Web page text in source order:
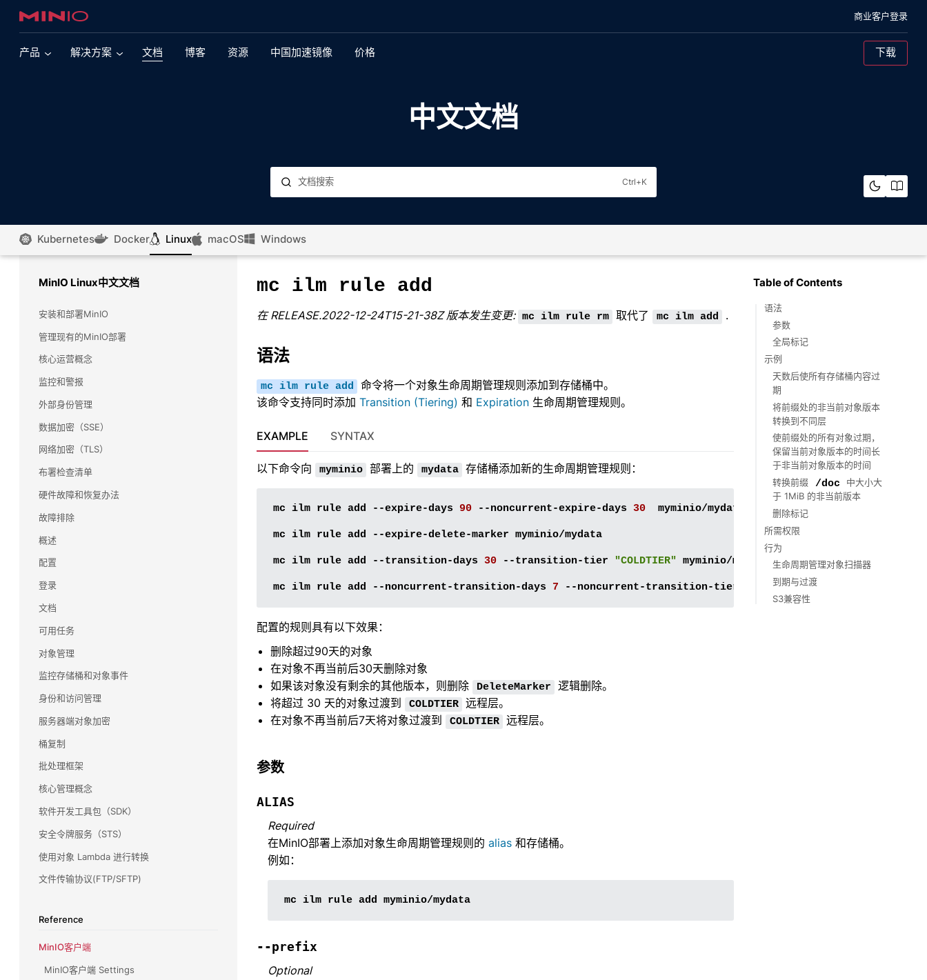
商业客户登录
产品
亚马逊云 Elastic Kubernetes 服务的 MinIO
多地复制
亚马逊云 S3 兼容性
纠删码计算器
参考硬件
解决方案
对象存储正在推动人工智能革命。了解 MinIO 如何
浏览我们广泛的集成产品组合
了解如何将 SQL Server 2022 与 MinIO 配对，以
了解 Commvault 和 MinIO 如何合作，为任务关键
型备份和恢复工作负载提供大规模性能。
使用雪花数据云查询和分析驻留在 MinIO 上的多个
SnowSQL 进行查询即可。
了解 MinIO 如何为 Splunk 智能商店提供大规模性
能
了解 MinIO 和 Veeam 如何合作，为各种备份用例
了解 MinIO 如何在从持久数据平台到 TKGI 的整个
产品组合中与 VMware 集成，以及我们如何支持
文档 博客 资源 中国加速镜像 价格 下载
中文文档
Ctrl+K
Kubernetes Docker Linux macOS Windows
MinIO Linux中文文档
安装和部署MinIO
管理现有的MinIO部署
核心运营概念
监控和警报
外部身份管理
数据加密（SSE）
网络加密（TLS）
布署检查清单
硬件故障和恢复办法
故障排除
概述
配置
登录
文档
可用任务
对象管理
监控存储桶和对象事件
身份和访问管理
服务器端对象加密
桶复制
批处理框架
核心管理概念
软件开发工具包（SDK）
安全令牌服务（STS）
使用对象 Lambda 进行转换
文件传输协议(FTP/SFTP)
Reference
MinIO客户端
MinIO客户端 Settings
Table of Contents
语法
参数
全局标记
示例
天数后使所有存储桶内容过
期
将前缀处的非当前对象版本
转换到不同层
使前缀处的所有对象过期，
保留当前对象版本的时间长
于非当前对象版本的时间
转换前缀
/doc
中大小大
于 1MiB 的非当前版本
删除标记
所需权限
行为
生命周期管理对象扫描器
到期与过渡
S3兼容性
mc ilm rule add
在 RELEASE.2022-12-24T15-21-38Z 版本发生变更: mc ilm rule rm 取代了 mc ilm add .
语法
mc ilm rule add
命令将一个对象生命周期管理规则添加到存储桶中。
该命令支持同时添加 Transition (Tiering) 和 Expiration 生命周期管理规则。
EXAMPLE
以下命令向 myminio 部署上的 mydata 存储桶添加新的生命周期管理规则：
mc ilm rule add --expire-days 90 --noncurrent-expire-days 30 myminio/mydata
mc ilm rule add --expire-delete-marker myminio/mydata
mc ilm rule add --transition-days 30 --transition-tier "COLDTIER" myminio/mydata
mc ilm rule add --noncurrent-transition-days 7 --noncurrent-transition-tier "COLDTIER"
配置的规则具有以下效果：
删除超过90天的对象
在对象不再当前后30天删除对象
如果该对象没有剩余的其他版本，则删除
DeleteMarker
逻辑删除。
将超过 30 天的对象过渡到
COLDTIER
远程层。
在对象不再当前后7天将对象过渡到
COLDTIER 远程层。
SYNTAX
参数
ALIAS
Required
在MinIO部署上添加对象生命周期管理规则的 alias 和存储桶。
例如：
--prefix
Optional